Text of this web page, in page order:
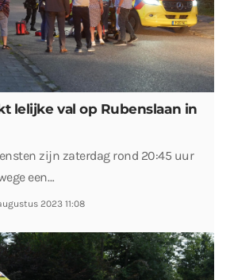
lelijke val op Rubenslaan in
zijn zaterdag rond 20:45 uur
een…
2023 11:08